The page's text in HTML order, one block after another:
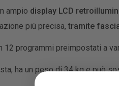
ampio display LCD
più precisa,tramite
12 programmi preimpostati a
ha un peso di 34 kg e può